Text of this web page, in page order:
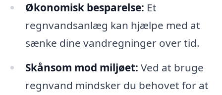
Økonomisk besparelse: Et
regnvandsanlæg kan hjælpe med at
sænke dine vandregninger over tid.
Skånsom mod miljøet: Ved at bruge
regnvand mindsker du behovet for at